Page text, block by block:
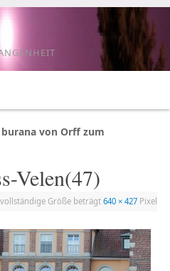
von Orff zum
Velen(47)
Größe beträgt640 × 427Pixel